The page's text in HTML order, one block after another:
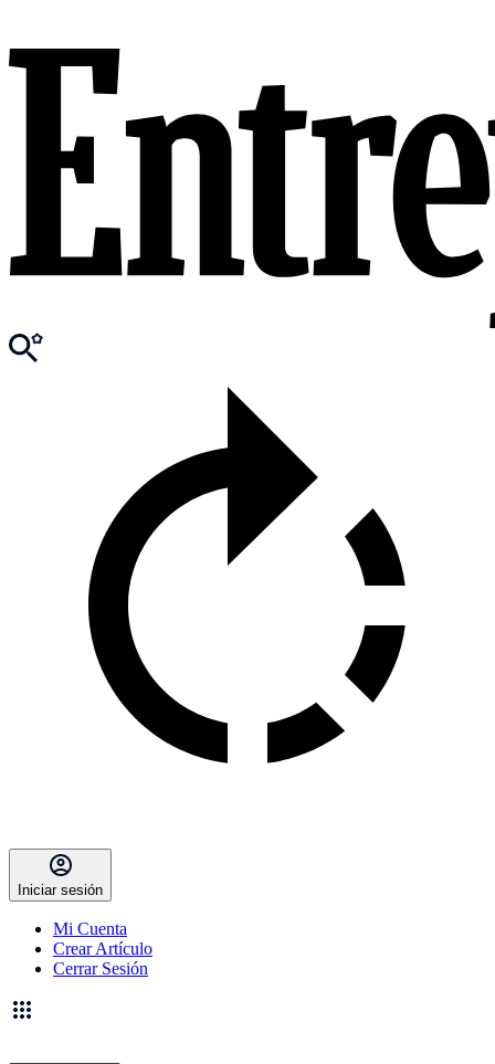
Iniciar sesión
Mi Cuenta
Crear Artículo
Cerrar Sesión